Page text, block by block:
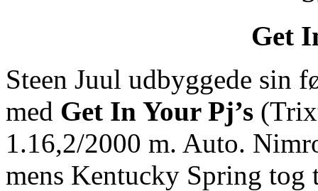
Get
Steen Juul udbyggede sin
med Get In Your Pj’s
1.16,2/2000 m. Auto.
mens Kentucky Spring tog